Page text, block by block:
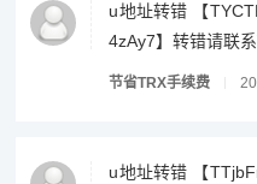
u地址转错 【
4zAy7】转错请联
节省TRX手续费
u地址转错 【